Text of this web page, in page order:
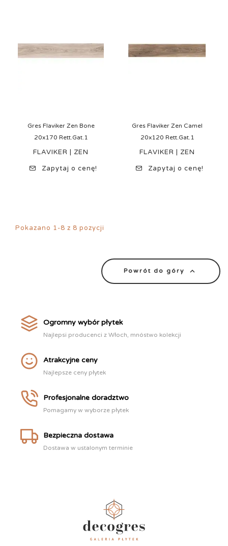
Gres Flaviker Zen Bone
20x170 Rett.Gat.1
FLAVIKER | ZEN
Zapytaj o cenę!
Gres Flaviker Zen Camel
20x120 Rett.Gat.1
FLAVIKER | ZEN
Zapytaj o cenę!
Pokazano 1-8 z 8 pozycji
Powrót do góry 
Ogromny wybór płytek
Najlepsi producenci z Włoch, mnóstwo kolekcji
Atrakcyjne ceny
Najlepsze ceny płytek
Profesjonalne doradztwo
Pomagamy w wyborze płytek
Bezpieczna dostawa
Dostawa w ustalonym terminie